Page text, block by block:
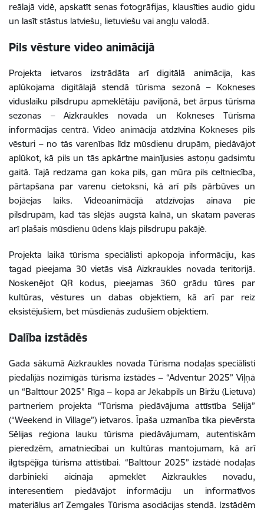
reālajā vidē, apskatīt senas fotogrāfijas, klausīties audio gidu
un lasīt stāstus latviešu, lietuviešu vai angļu valodā.
Pils vēsture video animācijā
Projekta ietvaros izstrādāta arī digitālā animācija, kas
aplūkojama digitālajā stendā tūrisma sezonā – Kokneses
viduslaiku pilsdrupu apmeklētāju paviljonā, bet ārpus tūrisma
sezonas – Aizkraukles novada un Kokneses Tūrisma
informācijas centrā. Video animācija atdzīvina Kokneses pils
vēsturi – no tās varenības līdz mūsdienu drupām, piedāvājot
aplūkot, kā pils un tās apkārtne mainījusies astoņu gadsimtu
gaitā. Tajā redzama gan koka pils, gan mūra pils celtniecība,
pārtapšana par varenu cietoksni, kā arī pils pārbūves un
bojāejas laiks. Videoanimācijā atdzīvojas ainava pie
pilsdrupām, kad tās slējās augstā kalnā, un skatam paveras
arī plašais mūsdienu ūdens klajs pilsdrupu pakājē.
Projekta laikā tūrisma speciālisti apkopoja informāciju, kas
tagad pieejama 30 vietās visā Aizkraukles novada teritorijā.
Noskenējot QR kodus, pieejamas 360 grādu tūres par
kultūras, vēstures un dabas objektiem, kā arī par reiz
eksistējušiem, bet mūsdienās zudušiem objektiem.
Dalība izstādēs
Gada sākumā Aizkraukles novada Tūrisma nodaļas speciālisti
piedalījās nozīmīgās tūrisma izstādēs ‒ “Adventur 2025” Viļņā
un “Balttour 2025” Rīgā ‒ kopā ar Jēkabpils un Biržu (Lietuva)
partneriem projekta “Tūrisma piedāvājuma attīstība Sēlijā”
(“Weekend in Village”) ietvaros. Īpaša uzmanība tika pievērsta
Sēlijas reģiona lauku tūrisma piedāvājumam, autentiskām
pieredzēm, amatniecībai un kultūras mantojumam, kā arī
ilgtspējīga tūrisma attīstībai. “Balttour 2025” izstādē nodaļas
darbinieki aicināja apmeklēt Aizkraukles novadu,
interesentiem piedāvājot informāciju un informatīvos
materiālus arī Zemgales Tūrisma asociācijas stendā. Izstādēm